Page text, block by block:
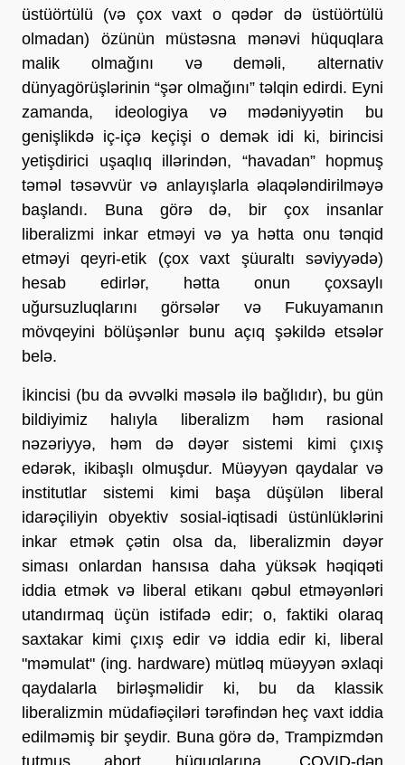
üstüörtülü (və çox vaxt o qədər də üstüörtülü
olmadan) özünün müstəsna mənəvi hüquqlara
malik olmağını və deməli, alternativ
dünyagörüşlərinin “şər olmağını” təlqin edirdi. Eyni
zamanda, ideologiya və mədəniyyətin bu
genişlikdə iç-içə keçişi o demək idi ki, birincisi
yetişdirici uşaqlıq illərindən, “havadan” hopmuş
təməl təsəvvür və anlayışlarla əlaqələndirilməyə
başlandı. Buna görə də, bir çox insanlar
liberalizmi inkar etməyi və ya hətta onu tənqid
etməyi qeyri-etik (çox vaxt şüuraltı səviyyədə)
hesab edirlər, hətta onun çoxsaylı
uğursuzluqlarını görsələr və Fukuyamanın
mövqeyini bölüşənlər bunu açıq şəkildə etsələr
belə.
İkincisi (bu da əvvəlki məsələ ilə bağlıdır), bu gün
bildiyimiz halıyla liberalizm həm rasional
nəzəriyyə, həm də dəyər sistemi kimi çıxış
edərək, ikibaşlı olmuşdur. Müəyyən qaydalar və
institutlar sistemi kimi başa düşülən liberal
idarəçiliyin obyektiv sosial-iqtisadi üstünlüklərini
inkar etmək çətin olsa da, liberalizmin dəyər
siması onlardan hansısa daha yüksək həqiqəti
iddia etmək və liberal etikanı qəbul etməyənləri
utandırmaq üçün istifadə edir; o, faktiki olaraq
saxtakar kimi çıxış edir və iddia edir ki, liberal
"məmulat" (ing. hardware) mütləq müəyyən əxlaqi
qaydalarla birləşməlidir ki, bu da klassik
liberalizmin müdafiəçiləri tərəfindən heç vaxt iddia
edilməmiş bir şeydir. Buna görə də, Trampizmdən
tutmuş abort hüquqlarına, COVID-dən